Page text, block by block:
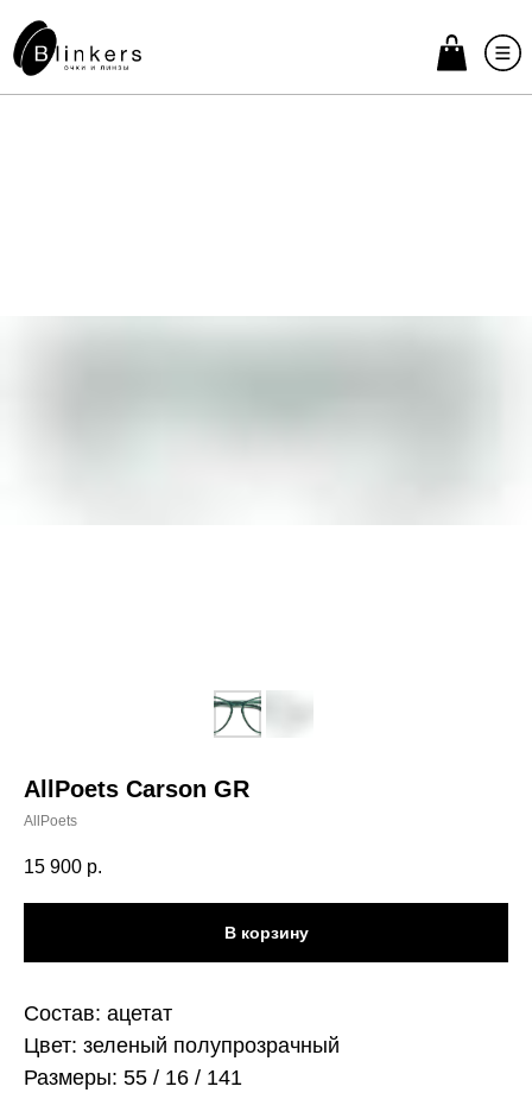
AllPoets Carson GR
AllPoets
15 900 р.
В корзину
Состав: ацетат
Цвет: зеленый полупрозрачный
Размеры: 55 / 16 / 141